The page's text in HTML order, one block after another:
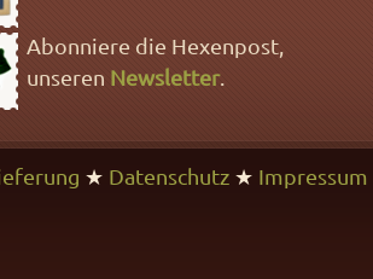
Abonniere die Hexenpost,
unseren Newsletter.
★ Datenschutz ★ Impressum